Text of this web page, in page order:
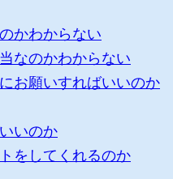
かわからない
なのかわからない
お願いすればいいのか
いのか
をしてくれるのか